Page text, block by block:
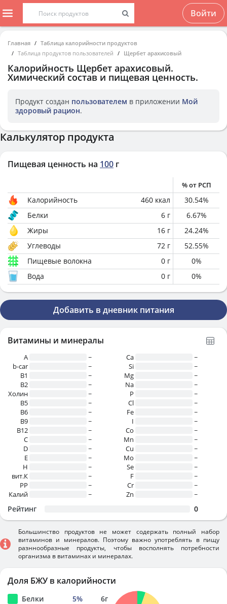
Войти
Главная
Таблица калорийности продуктов
Таблица продуктов пользователей
Щербет арахисовый
Калорийность Щербет арахисовый.
Химический состав и пищевая ценность.
Продукт создан пользователем в приложении Мой
здоровый рацион.
Калькулятор продукта
Пищевая ценность на 100 г
% от РСП
Калорийность 460 ккал 30.54%
Белки
6 г 6.67%
Жиры
16 г 24.24%
Углеводы
72 г 52.55%
Пищевые волокна
0 г 0%
Вода
0 г 0%
Добавить в дневник питания
Витамины и минералы
A
~
b-car
~
В1
~
B2
~
Холин
~
B5
~
B6
~
B9
~
B12
~
C
~
D
~
E
~
H
~
вит.К
~
PP
~
Калий
~
Ca
~
Si
~
Mg
~
Na
~
P
~
Cl
~
Fe
~
I
~
Co
~
Mn
~
Cu
~
Mo
~
Se
~
F
~
Cr
~
Zn
~
Рейтинг 0
Большинство продуктов не может содержать полный набор
витаминов и минералов. Поэтому важно употреблять в пищу
разннообразные продукты, чтобы восполнять потребности
организма в витаминах и минералах.
Доля БЖУ в калорийности
Белки 5% 6г